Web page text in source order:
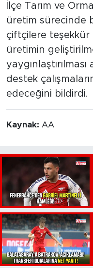
İlçe Tarım ve
üretim sürecinde
çiftçilere teşekkür
üretimin
destek
edeceğini bildirdi.
Kaynak: AA